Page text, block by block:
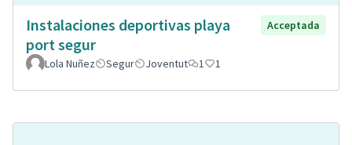
Instalaciones deportivas playa
port segur
Acceptada
Lola Nuñez Segur Joventut 1 1